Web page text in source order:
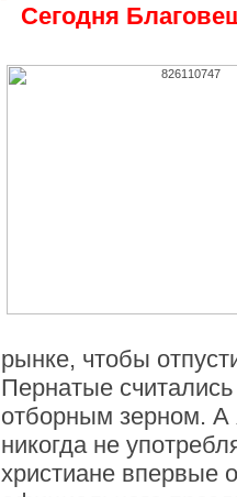
Сегодня
рынке, чтобы
Пернатые
отборным зерном. А
никогда не
христиане впервые